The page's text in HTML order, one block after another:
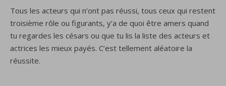
Tous les acteurs qui n’ont pas réussi, tous ceux qui restent
troisième rôle ou figurants, y’a de quoi être amers quand
tu regardes les césars ou que tu lis la liste des acteurs et
actrices les mieux payés. C’est tellement aléatoire la
réussite.